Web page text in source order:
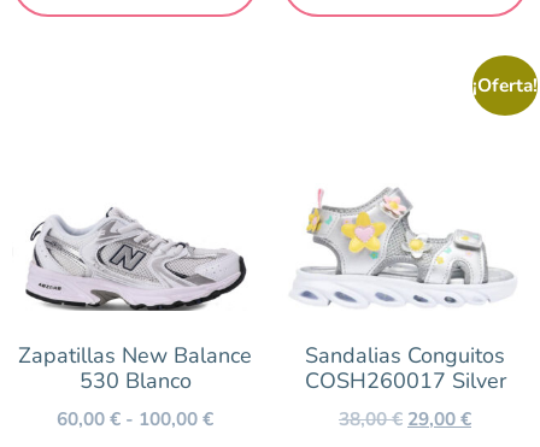
Zapatillas New Balance
530 Blanco
60,00€ - 100,00€
¡Oferta!
Sandalias Conguitos
COSH260017 Silver
38,00€ 29,00€